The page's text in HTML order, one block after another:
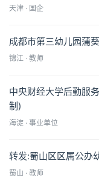
天津 · 国企
成都市第三幼儿园蒲
锦江 · 教师
中央财经大学后勤服
制)
海淀 · 事业单位
转发:蜀山区区属公办
蜀山 · 教师